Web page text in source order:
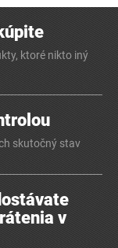
ktoré nikto iný
skutočný stav
v